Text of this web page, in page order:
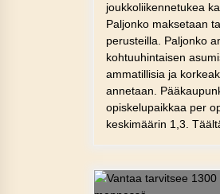
joukkoliikennetukea
Paljonko maksetaan
perusteilla. Paljonko
kohtuuhintaisen
ammatillisia ja
annetaan.
opiskelupaikkaa per
keskimäärin 1,3.